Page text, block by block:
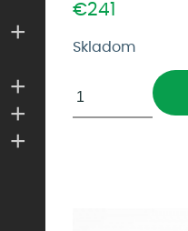
+
+
+
+
€241
Skladom